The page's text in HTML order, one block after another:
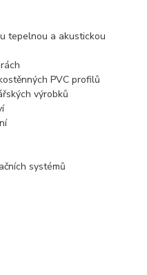
tepelnou a akustickou
PVC profilů
výrobků
systémů